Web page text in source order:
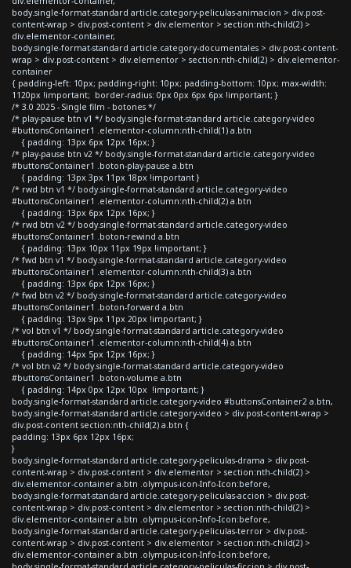
body.single-format-standard article.category-peliculas-animacion > div.post-
content-wrap > div.post-content > div.elementor > section:nth-child(2) >
div.elementor-container,
body.single-format-standard article.category-documentales > div.post-content-
wrap > div.post-content > div.elementor > section:nth-child(2) > div.elementor-
container
{ padding-left: 10px; padding-right: 10px; padding-bottom: 10px; max-width:
1120px !important; border-radius: 0px 0px 6px 6px !important; }
/* 3.0 2025 - Single film - botones */
/* play-pause btn v1 */ body.single-format-standard article.category-video
#buttonsContainer1 .elementor-column:nth-child(1) a.btn
{ padding: 13px 6px 12px 16px; }
/* play-pause btn v2 */ body.single-format-standard article.category-video
#buttonsContainer1 .boton-play-pause a.btn
{ padding: 13px 3px 11px 18px !important }
/* rwd btn v1 */ body.single-format-standard article.category-video
#buttonsContainer1 .elementor-column:nth-child(2) a.btn
{ padding: 13px 6px 12px 16px; }
/* rwd btn v2 */ body.single-format-standard article.category-video
#buttonsContainer1 .boton-rewind a.btn
{ padding: 13px 10px 11px 19px !important; }
/* fwd btn v1 */ body.single-format-standard article.category-video
#buttonsContainer1 .elementor-column:nth-child(3) a.btn
{ padding: 13px 6px 12px 16px; }
/* fwd btn v2 */ body.single-format-standard article.category-video
#buttonsContainer1 .boton-forward a.btn
{ padding: 13px 9px 11px 20px !important; }
/* vol btn v1 */ body.single-format-standard article.category-video
#buttonsContainer1 .elementor-column:nth-child(4) a.btn
{ padding: 14px 5px 12px 16px; }
/* vol btn v2 */ body.single-format-standard article.category-video
#buttonsContainer1 .boton-volume a.btn
{ padding: 14px 0px 12px 10px !important; }
body.single-format-standard article.category-video #buttonsContainer2 a.btn,
body.single-format-standard article.category-video > div.post-content-wrap >
div.post-content section:nth-child(2) a.btn {
padding: 13px 6px 12px 16px;
}
body.single-format-standard article.category-peliculas-drama > div.post-
content-wrap > div.post-content > div.elementor > section:nth-child(2) >
div.elementor-container a.btn .olympus-icon-Info-Icon:before,
body.single-format-standard article.category-peliculas-accion > div.post-
content-wrap > div.post-content > div.elementor > section:nth-child(2) >
div.elementor-container a.btn .olympus-icon-Info-Icon:before,
body.single-format-standard article.category-peliculas-terror > div.post-
content-wrap > div.post-content > div.elementor > section:nth-child(2) >
div.elementor-container a.btn .olympus-icon-Info-Icon:before,